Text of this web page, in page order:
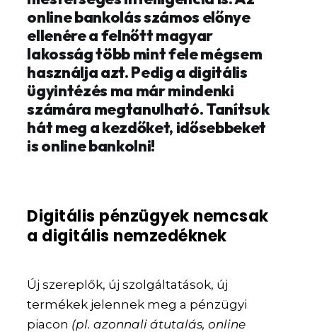
online bankolás számos előnye
ellenére a felnőtt magyar
lakosság több mint fele mégsem
használja azt. Pedig a digitális
ügyintézés ma már mindenki
számára megtanulható. Tanítsuk
hát meg a kezdőket, idősebbeket
is online bankolni!
Digitális pénzügyek nemcsak
a digitális nemzedéknek
Új szereplők, új szolgáltatások, új
termékek jelennek meg a pénzügyi
piacon (pl. azonnali átutalás, online